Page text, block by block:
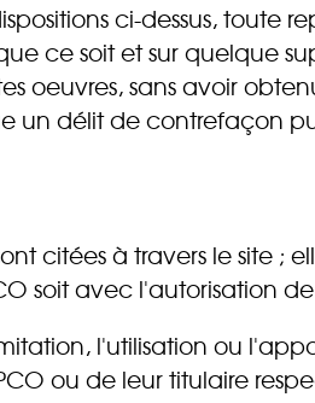
ci-dessus, toute
ce soit et sur quelque
oeuvres, sans avoir
un délit de contrefaçon
citées à travers le site ;
soit avec l'autorisation
l'utilisation ou
ou de leur titulaire